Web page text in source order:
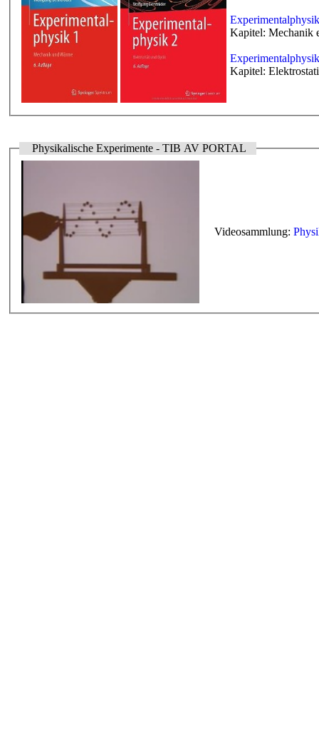
Kapitel: Mechanik
Kapitel:
Physikalische Experimente - TIB AV PORTAL
Videosammlung: